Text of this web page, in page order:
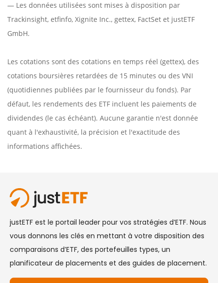
— Les données utilisées sont mises à disposition par
Trackinsight, etfinfo, Xignite Inc., gettex, FactSet et justETF
GmbH.
Les cotations sont des cotations en temps réel (gettex), des
cotations boursières retardées de 15 minutes ou des VNI
(quotidiennes publiées par le fournisseur du fonds). Par
défaut, les rendements des ETF incluent les paiements de
dividendes (le cas échéant). Aucune garantie n'est donnée
quant à l'exhaustivité, la précision et l'exactitude des
informations affichées.